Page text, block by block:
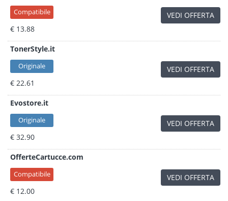
Compatibile
€ 13.88
VEDI OFFERTA
TonerStyle.it
Originale
€ 22.61
VEDI OFFERTA
Evostore.it
Originale
€ 32.90
VEDI OFFERTA
OfferteCartucce.com
Compatibile
€ 12.00
VEDI OFFERTA